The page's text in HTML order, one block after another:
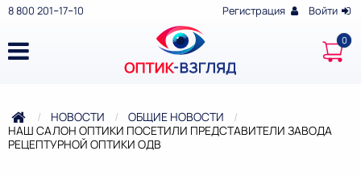
8 800 201‒17‒10 Регистрация Войти
НОВОСТИ
ОБЩИЕ НОВОСТИ
ТЕКУЩАЯ:
НАШ САЛОН ОПТИКИ ПОСЕТИЛИ ПРЕДСТАВИТЕЛИ ЗАВОДА
РЕЦЕПТУРНОЙ ОПТИКИ ОДВ